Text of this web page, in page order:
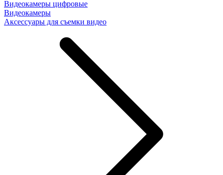
Видеокамеры цифровые
Видеокамеры
Аксессуары для съемки видео